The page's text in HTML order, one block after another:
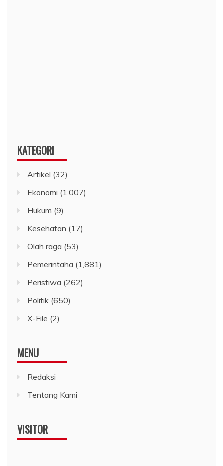
KATEGORI
Artikel (32)
Ekonomi (1,007)
Hukum (9)
Kesehatan (17)
Olah raga (53)
Pemerintaha (1,881)
Peristiwa (262)
Politik (650)
X-File (2)
MENU
Redaksi
Tentang Kami
VISITOR